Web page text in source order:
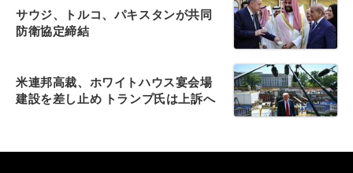
サウジ、トルコ、パキスタンが共同
防衛協定締結
米連邦高裁、ホワイトハウス宴会場
建設を差し止め トランプ氏は上訴へ